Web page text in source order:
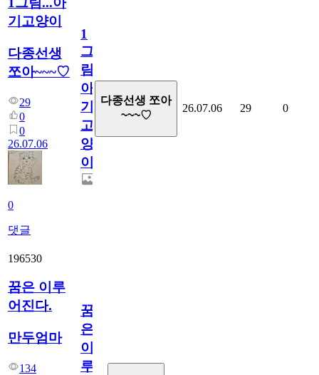
기고양이
다종선생
쪼아~~~♡
29
0
0
26.07.06
0
댓글
1
그
림...
아
기
고
양
이
다종선생 쪼아
~~~♡
26.07.06 29 0
196530
꿈은 이루
어진다.
만두엄마
134
꿈
은
이
루